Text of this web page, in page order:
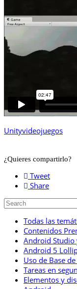
Unityvideojuegos
¿Quieres compartirlo?
Tweet
Share
Todas las
Contenidos
Android Studio
Android 5
Uso de Base
Tareas en
Elementos y